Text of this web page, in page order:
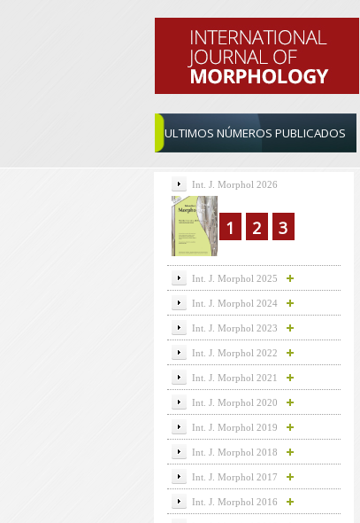
ULTIMOS NÚMEROS PUBLICADOS
Int. J. Morphol 2026
1 2 3
Int. J. Morphol 2025
Int. J. Morphol 2024
Int. J. Morphol 2023
Int. J. Morphol 2022
Int. J. Morphol 2021
Int. J. Morphol 2020
Int. J. Morphol 2019
Int. J. Morphol 2018
Int. J. Morphol 2017
Int. J. Morphol 2016